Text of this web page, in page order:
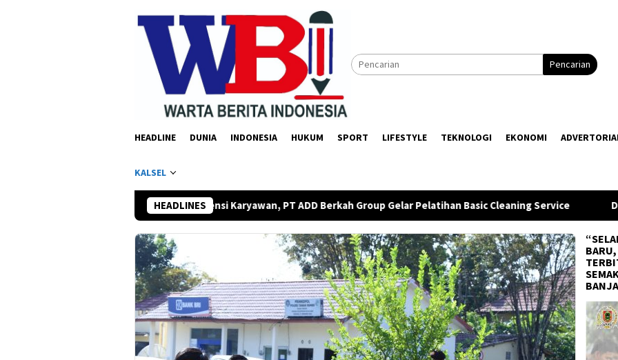
Pencarian
HEADLINE DUNIA INDONESIA HUKUM SPORT LIFESTYLE TEKNOLOGI EKONOMI
KALSEL
HEADLINES
Kompetensi Karyawan, PT ADD Berkah Group Gelar Pelatihan Basic Cleaning Service DPRD dan Pemkab